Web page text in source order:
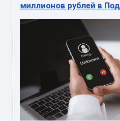
миллионов рублей в